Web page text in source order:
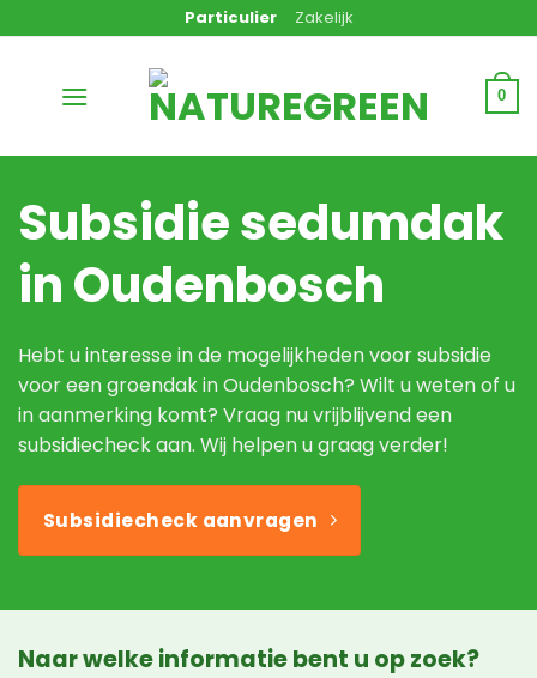
naar
Particulier Zakelijk
0
Subsidie sedumdak
in Oudenbosch
Hebt u interesse in de mogelijkheden voor subsidie
voor een groendak in Oudenbosch? Wilt u weten of u
in aanmerking komt? Vraag nu vrijblijvend een
subsidiecheck aan. Wij helpen u graag verder!
Subsidiecheck aanvragen
Naar welke informatie bent u op zoek?